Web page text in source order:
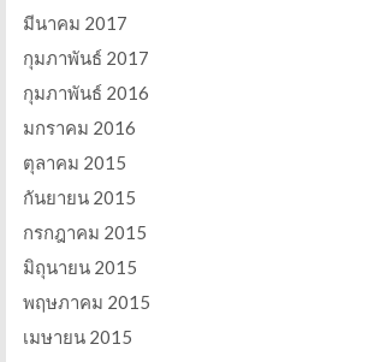
มีนาคม 2017
กุมภาพันธ์ 2017
กุมภาพันธ์ 2016
มกราคม 2016
ตุลาคม 2015
กันยายน 2015
กรกฎาคม 2015
มิถุนายน 2015
พฤษภาคม 2015
เมษายน 2015